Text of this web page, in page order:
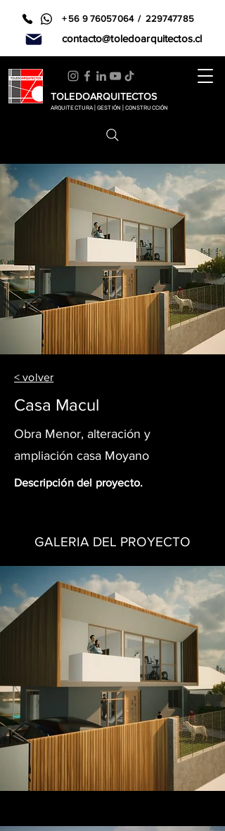
TOLEDOARQUITECTOS
ARQUITECTURA | GESTIÓN | CONSTRUCCIÓN
+ 56 9 76057064/ 229747785
contacto@toledoarquitectos.cl
< volver
Casa Macul
Obra Menor, alteración y
ampliación casa Moyano
Descripción del proyecto.
GALERIA DEL PROYECTO